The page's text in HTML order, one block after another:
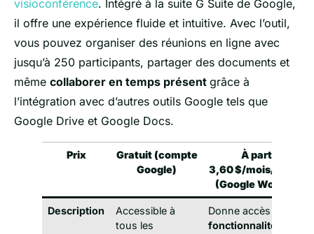
visioconférence. Intégré à la suite G Suite de Google,
il offre une expérience fluide et intuitive. Avec l’outil,
vous pouvez organiser des réunions en ligne avec
jusqu’à 250 participants, partager des documents et
même collaborer en temps présent grâce à
l’intégration avec d’autres outils Google tels que
Google Drive et Google Docs.
Prix
Gratuit (compte
Google)
À partir de
3,60 $/mois/
(Google
Description
Accessible à
tous les
Donne accès à des
fonctionnalités